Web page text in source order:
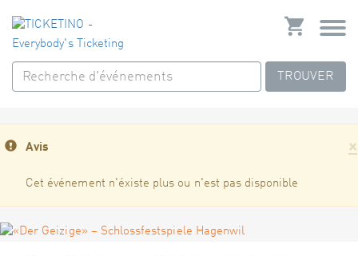
TROUVER
×
Avis
Cet événement n'éxiste plus ou n'est pas disponible